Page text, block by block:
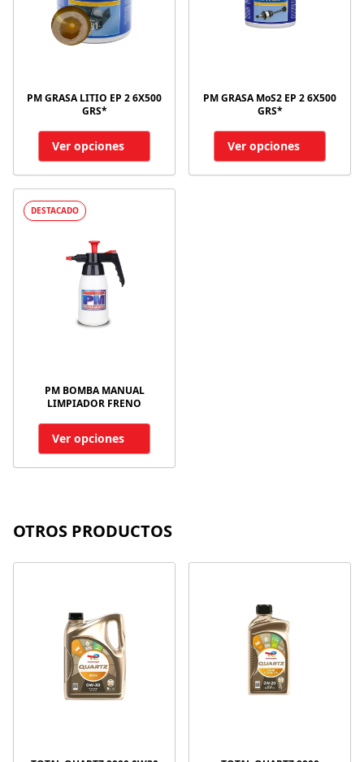
PM GRASA LITIO EP 2 6X500
GRS*
Ver opciones
PM GRASA MoS2 EP 2 6X500
GRS*
Ver opciones
DESTACADO
PM BOMBA MANUAL
LIMPIADOR FRENO
Ver opciones
OTROS PRODUCTOS